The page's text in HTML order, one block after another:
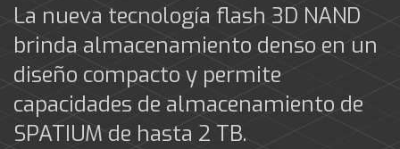
La nueva tecnología flash 3D NAND
brinda almacenamiento denso en un
diseño compacto y permite
capacidades de almacenamiento de
SPATIUM de hasta 2 TB.